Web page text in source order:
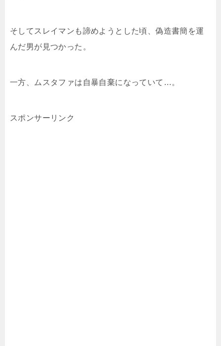
そしてスレイマンも諦めようとした頃、偽造書簡を運
んだ男が見つかった。
一方、ムスタファは自暴自棄になっていて…。
スポンサーリンク